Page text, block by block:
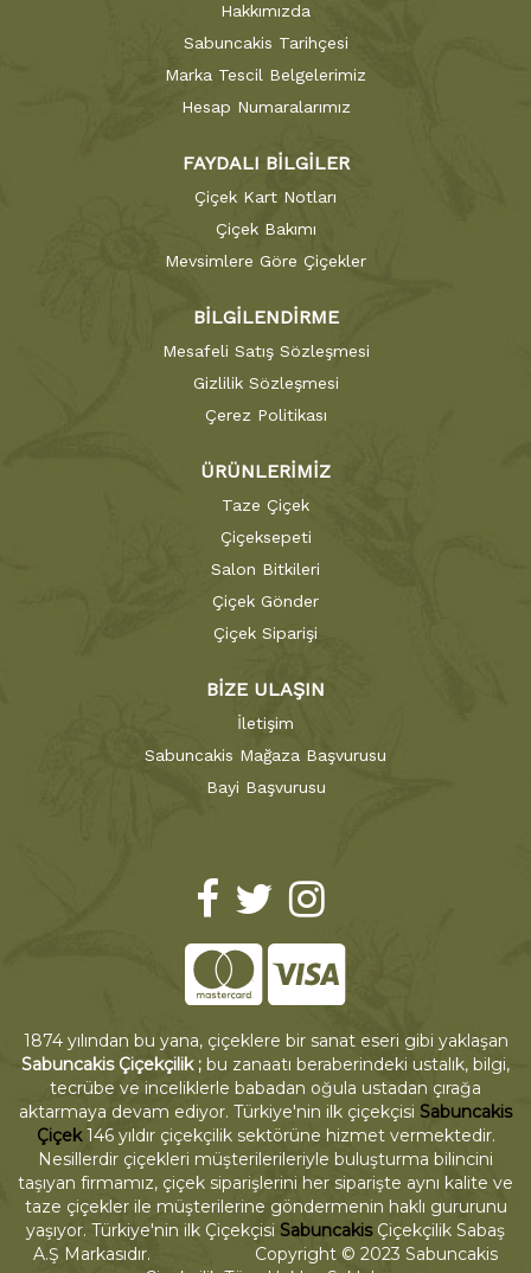
Hakkımızda
Sabuncakis Tarihçesi
Marka Tescil Belgelerimiz
Hesap Numaralarımız
FAYDALI BİLGİLER
Çiçek Kart Notları
Çiçek Bakımı
Mevsimlere Göre Çiçekler
BİLGİLENDİRME
Mesafeli Satış Sözleşmesi
Gizlilik Sözleşmesi
Çerez Politikası
ÜRÜNLERİMİZ
Taze Çiçek
Çiçeksepeti
Salon Bitkileri
Çiçek Gönder
Çiçek Siparişi
BİZE ULAŞIN
İletişim
Sabuncakis Mağaza Başvurusu
Bayi Başvurusu
1874 yılından bu yana, çiçeklere bir sanat eseri gibi yaklaşan
Sabuncakis Çiçekçilik ; bu zanaatı beraberindeki ustalık, bilgi,
tecrübe ve inceliklerle babadan oğula ustadan çırağa
aktarmaya devam ediyor. Türkiye'nin ilk çiçekçisi Sabuncakis
Çiçek146 yıldır çiçekçilik sektörüne hizmet vermektedir.
Nesillerdir çiçekleri müşterilerileriyle buluşturma bilincini
taşıyan firmamız, çiçek siparişlerini her siparişte aynı kalite ve
taze çiçekler ile müşterilerine göndermenin haklı gururunu
yaşıyor. Türkiye'nin ilk Çiçekçisi SabuncakisÇiçekçilik Sabaş
A.Ş Markasıdır. Copyright © 2023 Sabuncakis